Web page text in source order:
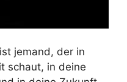
jemand, der in
schaut, in deine